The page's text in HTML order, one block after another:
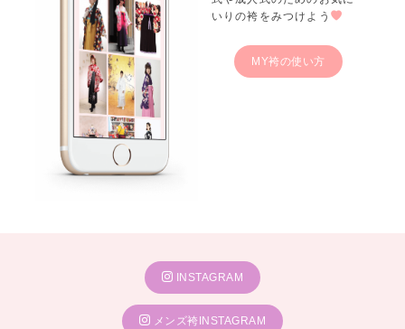
一蔵 岐阜店
一蔵 橿原店
いりの袴をみつけよう
MY袴の使い方
INSTAGRAM
メンズ袴INSTAGRAM